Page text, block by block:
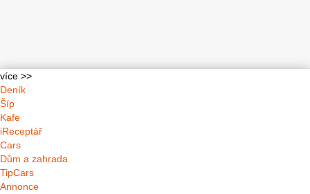
více >>
Deník
Šíp
Kafe
iReceptář
Cars
Dům a zahrada
TipCars
Annonce